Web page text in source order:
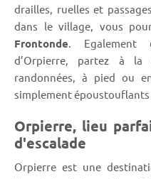
drailles, ruelles et
dans le village, vous
Frontonde . Egalement
d’Orpierre, partez à la
randonnées, à pied ou
simplement époustouflants
Orpierre, lieu
d'escalade
Orpierre est une